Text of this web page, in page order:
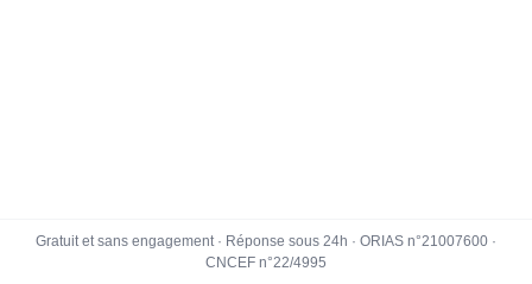
Gratuit et sans engagement · Réponse sous 24h · ORIAS n°21007600 ·
CNCEF n°22/4995